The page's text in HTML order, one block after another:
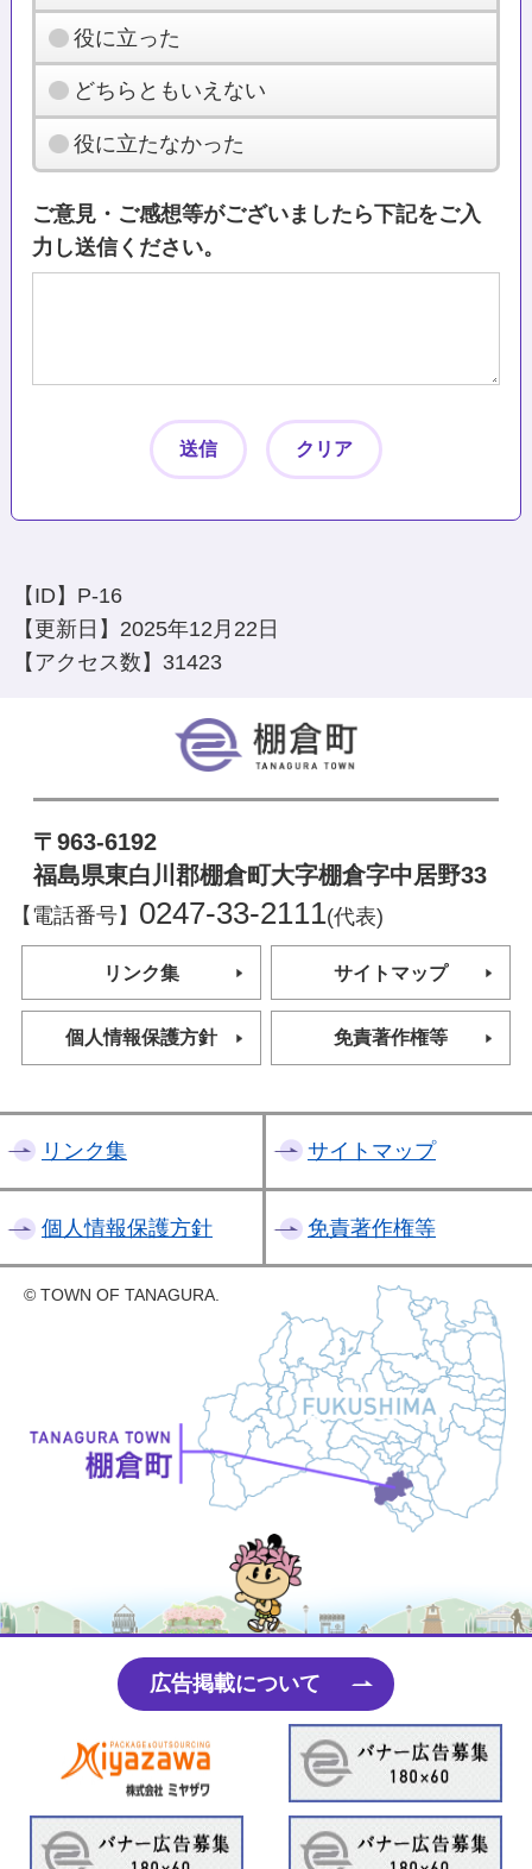
役に立った
どちらともいえない
役に立たなかった
ご意見・ご感想等がございましたら下記をご入
力し送信ください。
【ID】 P-16
【更新日】 2025年12月22日
【アクセス数】 31423
〒963-6192
福島県東白川郡棚倉町大字棚倉字中居野33
【電話番号】 0247-33-2111(代表)
リンク集 サイトマップ
個人情報保護方針 免責著作権等
リンク集 サイトマップ
個人情報保護方針 免責著作権等
© TOWN OF TANAGURA.
広告掲載について